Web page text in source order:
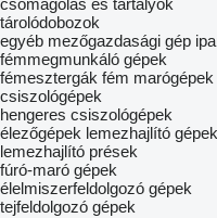
csomagolás és tartályok
tárolódobozok
egyéb mezőgazdasági gép
fémmegmunkáló gépek
fémesztergák fém marógépek
csiszológépek
hengeres csiszológépek
élezőgépek lemezhajlító gépek
lemezhajlító prések
fúró-maró gépek
élelmiszerfeldolgozó gépek
tejfeldolgozó gépek